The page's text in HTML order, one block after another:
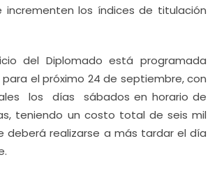
incrementen los índices de titulación
del Diplomado está programada
el próximo 24 de septiembre, con
los días sábados en horario de
teniendo un costo total de seis mil
deberá realizarse a más tardar el día